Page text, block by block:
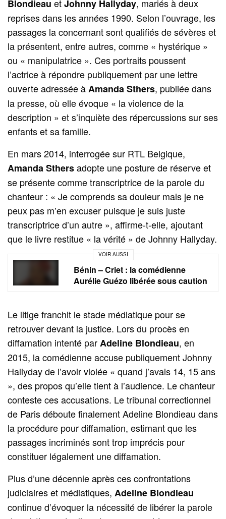
Blondieau etJohnny Hallyday, mariés à deux
reprises dans les années 1990. Selon l’ouvrage, les
passages la concernant sont qualifiés de sévères et
la présentent, entre autres, comme « hystérique »
ou « manipulatrice ». Ces portraits poussent
l’actrice à répondre publiquement par une lettre
ouverte adressée àAmanda Sthers, publiée dans
la presse, où elle évoque « la violence de la
description » et s’inquiète des répercussions sur ses
enfants et sa famille.
En mars 2014, interrogée sur RTL Belgique,
Amanda Sthersadopte une posture de réserve et
se présente comme transcriptrice de la parole du
chanteur : « Je comprends sa douleur mais je ne
peux pas m’en excuser puisque je suis juste
transcriptrice d’un autre », affirme-t-elle, ajoutant
que le livre restitue « la vérité » de Johnny Hallyday.
VOIR AUSSI
Bénin – Criet : la comédienne
Aurélie Guézo libérée sous caution
Le litige franchit le stade médiatique pour se
retrouver devant la justice. Lors du procès en
diffamation intenté parAdeline Blondieau, en
2015, la comédienne accuse publiquement Johnny
Hallyday de l’avoir violée « quand j’avais 14, 15 ans
», des propos qu’elle tient à l’audience. Le chanteur
conteste ces accusations. Le tribunal correctionnel
de Paris déboute finalement Adeline Blondieau dans
la procédure pour diffamation, estimant que les
passages incriminés sont trop imprécis pour
constituer légalement une diffamation.
Plus d’une décennie après ces confrontations
judiciaires et médiatiques, Adeline Blondieau
continue d’évoquer la nécessité de libérer la parole